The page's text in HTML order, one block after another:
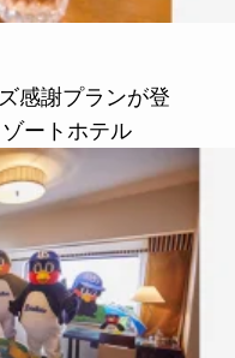
感謝プランが登
ートホテル